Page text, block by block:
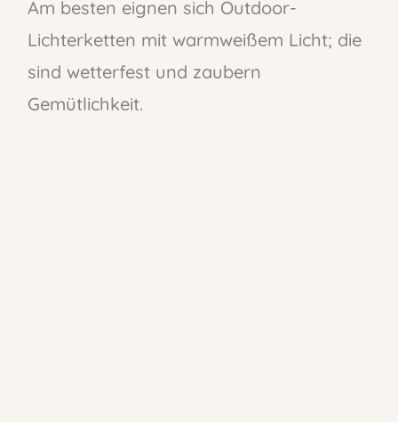
Am besten eignen sich Outdoor-
Lichterketten mit warmweißem Licht; die
sind wetterfest und zaubern
Gemütlichkeit.